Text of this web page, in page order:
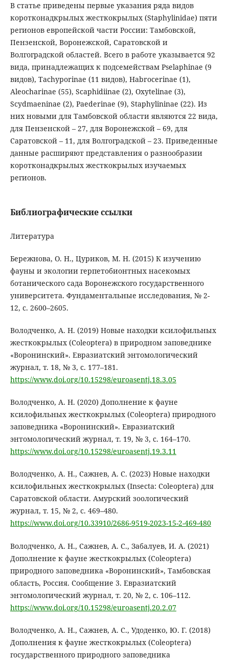
В статье приведены первые указания ряда видов
коротконадкрылых жесткокрылых (Staphylinidae) пяти
регионов европейской части России: Тамбовской,
Пензенской, Воронежской, Саратовской и
Волгоградской областей. Всего в работе указывается 92
вида, принадлежащих к подсемействам Pselaphinae (9
видов), Tachyporinae (11 видов), Habrocerinae (1),
Aleocharinae (55), Scaphidiinae (2), Oxytelinae (3),
Scydmaeninae (2), Paederinae (9), Staphylininae (22). Из
них новыми для Тамбовской области являются 22 вида,
для Пензенской – 27, для Воронежской – 69, для
Саратовской – 11, для Волгоградской – 23. Приведенные
данные расширяют представления о разнообразии
коротконадкрылых жесткокрылых изучаемых
регионов.
Библиографические ссылки
Литература
Бережнова, О. Н., Цуриков, М. Н. (2015) К изучению
фауны и экологии герпетобионтных насекомых
ботанического сада Воронежского государственного
университета. Фундаментальные исследования, № 2-
12, с. 2600–2605.
Володченко, А. Н. (2019) Новые находки ксилофильных
жесткокрылых (Coleoptera) в природном заповеднике
«Воронинский». Евразиатский энтомологический
журнал, т. 18, № 3, с. 177–181.
https://www.doi.org/10.15298/euroasentj.18.3.05
Володченко, А. Н. (2020) Дополнение к фауне
ксилофильных жесткокрылых (Coleoptera) природного
заповедника «Воронинский». Евразиатский
энтомологический журнал, т. 19, № 3, с. 164–170.
https://www.doi.org/10.15298/euroasentj.19.3.11
Володченко, А. Н., Сажнев, А. С. (2023) Новые находки
ксилофильных жесткокрылых (Insecta: Coleoptera) для
Саратовской области. Амурский зоологический
журнал, т. 15, № 2, с. 469–480.
https://www.doi.org/10.33910/2686-9519-2023-15-2-469-480
Володченко, А. Н., Сажнев, А. С., Забалуев, И. А. (2021)
Дополнение к фауне жесткокрылых (Coleoptera)
природного заповедника «Воронинский», Тамбовская
область, Россия. Сообщение 3. Евразиатский
энтомологический журнал, т. 20, № 2, с. 106–112.
https://www.doi.org/10.15298/euroasentj.20.2.07
Володченко, А. Н., Сажнев, А. С., Удоденко, Ю. Г. (2018)
Дополнения к фауне жесткокрылых (Coleoptera)
государственного природного заповедника